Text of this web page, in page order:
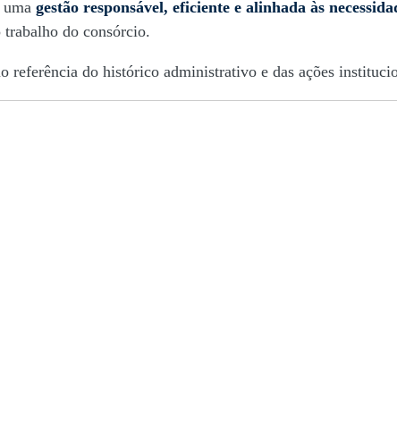
uma gestão responsável, eficiente e alinhada às
trabalho do consórcio.
referência do histórico administrativo e das ações